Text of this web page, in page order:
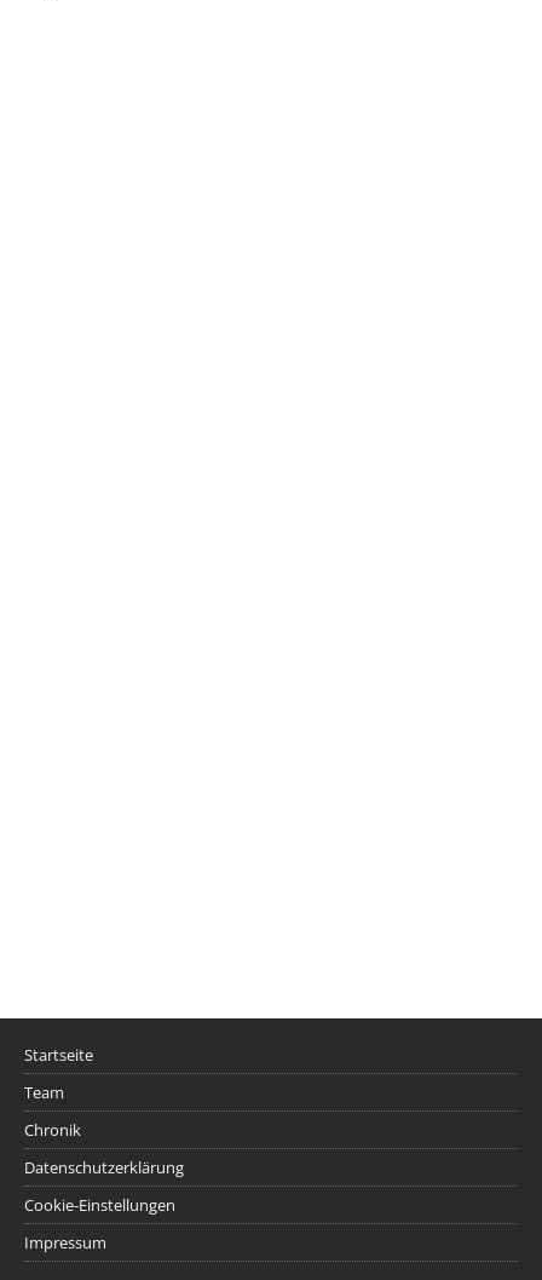
Startseite
Team
Chronik
Datenschutzerklärung
Cookie-Einstellungen
Impressum